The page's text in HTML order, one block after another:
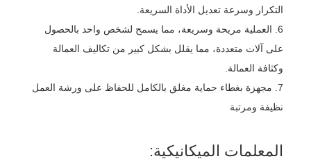
التكرار وسرعة تعديل الأداة السريعة.
6. العملية مريحة وسريعة، مما يسمح لشخص واحد بالحصول
على آلات متعددة، مما يقلل بشكل كبير من تكاليف العمالة
وكثافة العمالة.
7. مجهزة بغطاء حماية مغلق بالكامل للحفاظ على ورشة العمل
نظيفة ومرتبة
المعلمات الميكانيكية: